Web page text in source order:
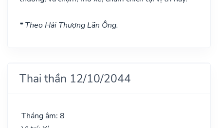
* Theo Hải Thượng Lãn Ông.
Thai thần 12/10/2044
Tháng âm: 8